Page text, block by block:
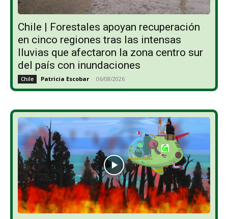
Chile | Forestales apoyan recuperación
en cinco regiones tras las intensas
lluvias que afectaron la zona centro sur
del país con inundaciones
Chile Patricia Escobar - 06/08/2026